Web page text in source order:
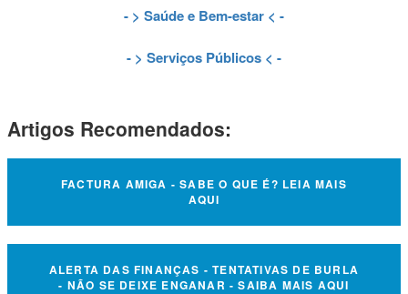
- > Saúde e Bem-estar < -
- > Serviços Públicos < -
Artigos Recomendados:
FACTURA AMIGA - SABE O QUE É? LEIA MAIS
AQUI
ALERTA DAS FINANÇAS - TENTATIVAS DE BURLA
- NÃO SE DEIXE ENGANAR - SAIBA MAIS AQUI